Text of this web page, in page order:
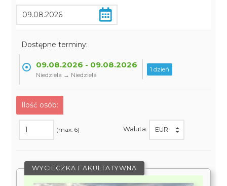
Dostępne terminy:
09.08.2026 - 09.08.2026
Niedziela → Niedziela
1 dzień
Ilość osób:
(max. 6) Waluta:
WYCIECZKA FAKULTATYWNA